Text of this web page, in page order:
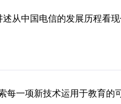
从中国电信的发展历程看
每一项新技术运用于教育的